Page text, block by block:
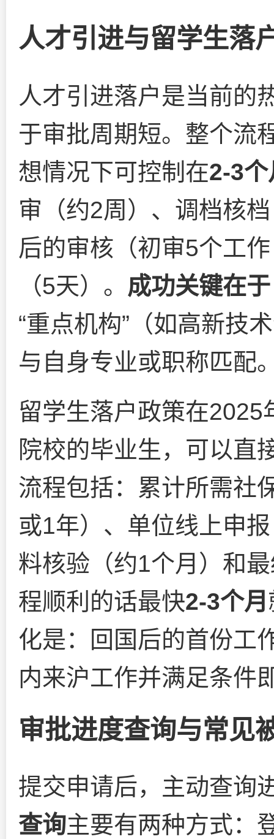
人才引进与留学生落
人才引进落户是当前的
于审批周期短。整个流
想情况下可控制在2-3个
审（约2周）、调档核
后的审核（初审5个工
（5天）。 成功关键在于
“重点机构”（如高新技
与自身专业或职称匹配
留学生落户政策在
院校的毕业生，可以直
流程包括：累计所需社
或1年）、单位线上申
料核验（约1个月）和
程顺利的话最快2-3个月
化是：回国后的首份工
内来沪工作并满足条件
审批进度查询与常见
提交申请后，主动查询
查询主要有两种方式：